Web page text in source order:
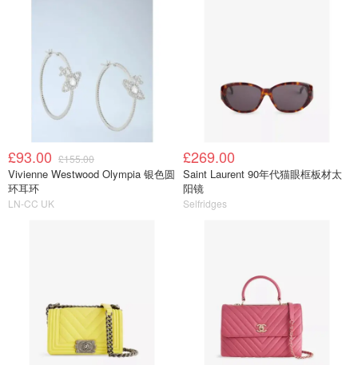
£93.00 £155.00
Vivienne Westwood Olympia 银色圆
环耳环
LN-CC UK
£269.00
Saint Laurent 90年代猫眼框板材太
阳镜
Selfridges